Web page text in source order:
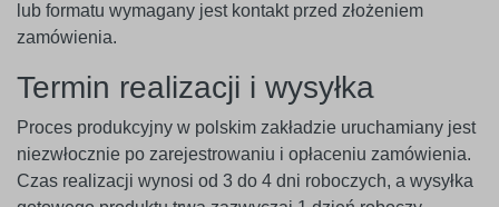
lub formatu wymagany jest kontakt przed złożeniem
zamówienia.
Termin realizacji i wysyłka
Proces produkcyjny w polskim zakładzie uruchamiany jest
niezwłocznie po zarejestrowaniu i opłaceniu zamówienia.
Czas realizacji wynosi od 3 do 4 dni roboczych, a wysyłka